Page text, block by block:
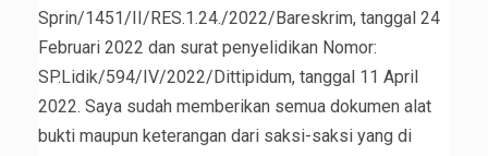
Sprin/1451/II/RES.1.24./2022/Bareskrim, tanggal 24
Februari 2022 dan surat penyelidikan Nomor:
SP.Lidik/594/IV/2022/Dittipidum, tanggal 11 April
2022. Saya sudah memberikan semua dokumen alat
bukti maupun keterangan dari saksi-saksi yang di